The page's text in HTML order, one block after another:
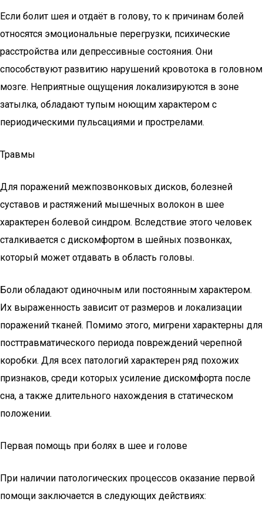
Если болит шея и отдаёт в голову, то к причинам болей
относятся эмоциональные перегрузки, психические
расстройства или депрессивные состояния. Они
способствуют развитию нарушений кровотока в головном
мозге. Неприятные ощущения локализируются в зоне
затылка, обладают тупым ноющим характером с
периодическими пульсациями и прострелами.
Травмы
Для поражений межпозвонковых дисков, болезней
суставов и растяжений мышечных волокон в шее
характерен болевой синдром. Вследствие этого человек
сталкивается с дискомфортом в шейных позвонках,
который может отдавать в область головы.
Боли обладают одиночным или постоянным характером.
Их выраженность зависит от размеров и локализации
поражений тканей. Помимо этого, мигрени характерны для
посттравматического периода повреждений черепной
коробки. Для всех патологий характерен ряд похожих
признаков, среди которых усиление дискомфорта после
сна, а также длительного нахождения в статическом
положении.
Первая помощь при болях в шее и голове
При наличии патологических процессов оказание первой
помощи заключается в следующих действиях: